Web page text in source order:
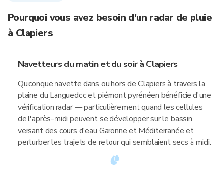
Pourquoi vous avez besoin d'un radar de pluie
à Clapiers
Navetteurs du matin et du soir à Clapiers
Quiconque navette dans ou hors de Clapiers à travers la
plaine du Languedoc et piémont pyrénéen bénéficie d'une
vérification radar — particulièrement quand les cellules
de l'après-midi peuvent se développer sur le bassin
versant des cours d'eau Garonne et Méditerranée et
perturber les trajets de retour qui semblaient secs à midi.